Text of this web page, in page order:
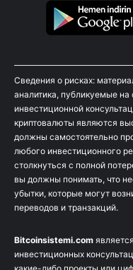
Сведения о рисках:
аналитика, публикуемые на
инвестиционной
криптовалюты являются
должны самостоятельно
любого инвестиционного
столкнуться с полной
вы должны понимать, что
убытки, которые могут
переводов и транзакций.
Bitcoinsistemi.com
инвестиционных